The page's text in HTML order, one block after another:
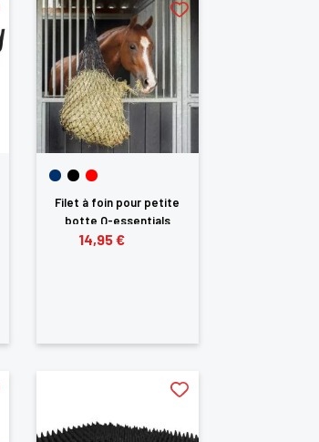
Filet à foin pour petite
botte Q-essentials
14,95 €